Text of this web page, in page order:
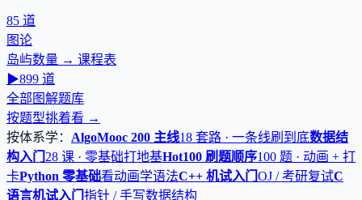
85 道
图论
岛屿数量 → 课程表
▶899 道
全部图解题库
按题型挑着看 →
按体系学： AlgoMooc 200 主线18 套路 · 一条线刷到底数据结
构入门 28 课 · 零基础打地基Hot100 刷题顺序100 题 · 动画 + 打
卡Python 零基础看动画学语法C++ 机试入门 OJ / 考研复试C
语言机试入门 指针 / 手写数据结构